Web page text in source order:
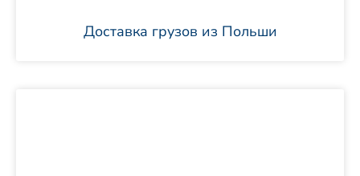
Доставка грузов из Польши